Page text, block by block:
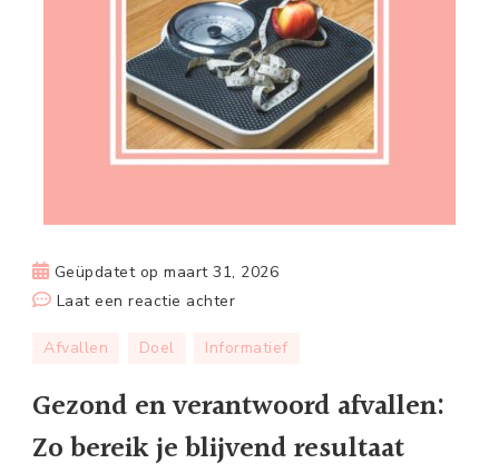
Geüpdatet opmaart 31, 2026
Laat een reactie achterop
en
afvallen:
Zo
Afvallen Doel Informatief
Gezond en verantwoord afvallen:
Zo bereik je blijvend resultaat